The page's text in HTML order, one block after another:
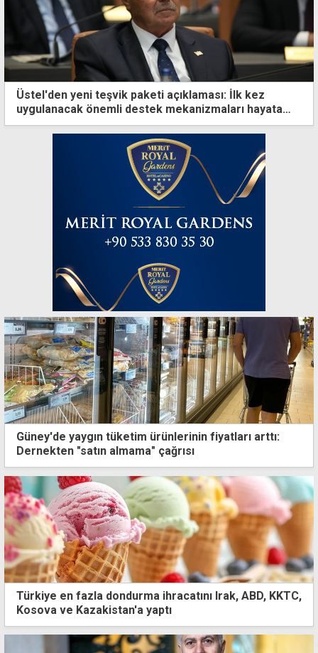
Üstel'den yeni teşvik paketi açıklaması: İlk kez
uygulanacak önemli destek mekanizmaları hayata
geçti
Güney'de yaygın tüketim ürünlerinin fiyatları arttı:
Dernekten "satın almama" çağrısı
Türkiye en fazla dondurma ihracatını Irak, ABD, KKTC,
Kosova ve Kazakistan'a yaptı